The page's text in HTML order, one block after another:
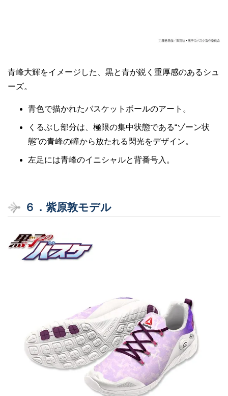
青峰大輝をイメージした、黒と青が鋭く重厚感のあるシュ
ーズ。
青色で描かれたバスケットボールのアート。
くるぶし部分は、極限の集中状態である“ゾーン状
態”の青峰の瞳から放たれる閃光をデザイン。
左足には青峰のイニシャルと背番号入。
６．紫原敦モデル